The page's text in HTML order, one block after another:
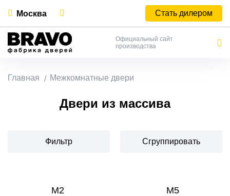
Москва Стать дилером
Официальный сайт
производства
Главная Межкомнатные двери
Двери из массива
Фильтр Сгруппировать
М2 М5